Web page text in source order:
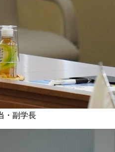
・副学長